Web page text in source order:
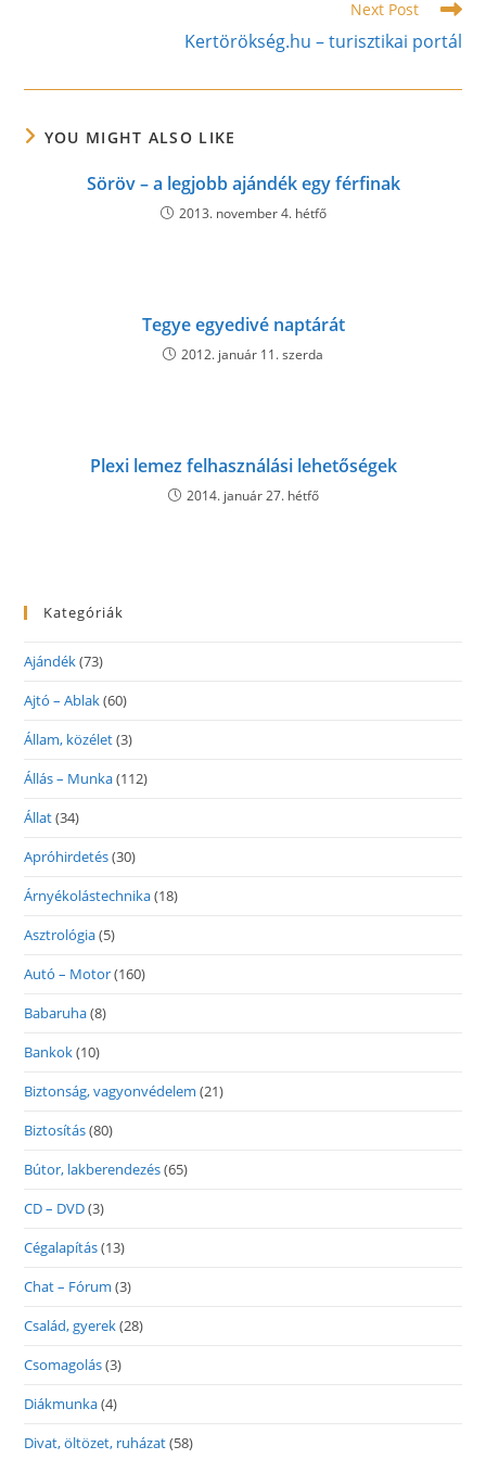
Next Post
Kertörökség.hu – turisztikai portál
YOU MIGHT ALSO LIKE
Söröv – a legjobb ajándék egy férfinak
2013. november 4. hétfő
Tegye egyedivé naptárát
2012. január 11. szerda
Plexi lemez felhasználási lehetőségek
2014. január 27. hétfő
Kategóriák
Ajándék(73)
Ajtó – Ablak(60)
Állam, közélet(3)
Állás – Munka(112)
Állat(34)
Apróhirdetés(30)
Árnyékolástechnika(18)
Asztrológia(5)
Autó – Motor(160)
Babaruha(8)
Bankok(10)
Biztonság, vagyonvédelem (21)
Biztosítás(80)
Bútor, lakberendezés(65)
CD – DVD(3)
Cégalapítás(13)
Chat – Fórum (3)
Család, gyerek(28)
Csomagolás(3)
Diákmunka(4)
Divat, öltözet, ruházat(58)